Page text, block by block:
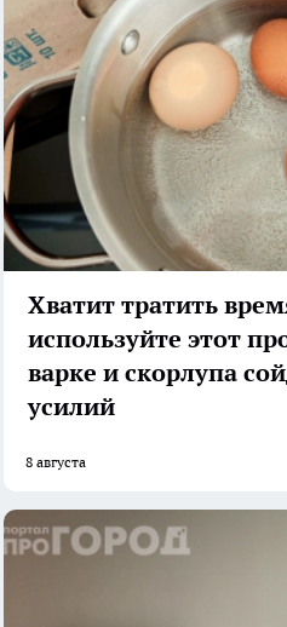
Хватит тратить
используйте этот
варке и скорлупа
усилий
8 августа